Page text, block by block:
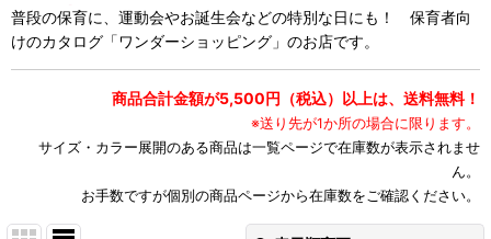
普段の保育に、運動会やお誕生会などの特別な日にも！ 保育者向
けのカタログ「ワンダーショッピング」のお店です。
商品合計金額が5,500円（税込）以上は、送料無料！
※送り先が1か所の場合に限ります。
サイズ・カラー展開のある商品は一覧ページで在庫数が表示されませ
ん。
お手数ですが個別の商品ページから在庫数をご確認ください。